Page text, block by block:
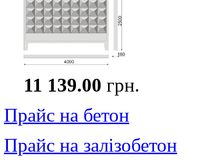
11 139.00 грн.
Прайс на бетон
Прайс на залізобетон